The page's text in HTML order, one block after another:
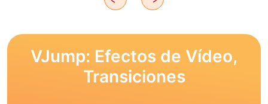
VJump: Efectos de Vídeo,
Transiciones